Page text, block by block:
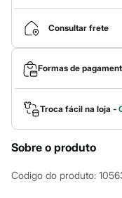
Bolsas
Bonés e Chapéus
Bijoux
Cintos
Óculos
Relógios
Calçados
Botas
Chinelos
Rasteirinhas
Sandálias
Sapatilhas
Tênis
Marcas
Consultar frete
Formas de
Troca fácil na loja -
Sobre o produto
Codigo do produto: